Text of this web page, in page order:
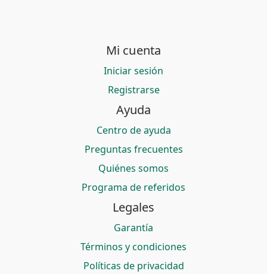
Mi cuenta
Iniciar sesión
Registrarse
Ayuda
Centro de ayuda
Preguntas frecuentes
Quiénes somos
Programa de referidos
Legales
Garantía
Términos y condiciones
Políticas de privacidad